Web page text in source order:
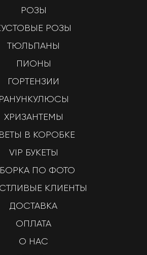
РОЗЫ
РОЗЫ
ТЮЛЬПАНЫ
ПИОНЫ
ГОРТЕНЗИИ
РАНУНКУЛЮСЫ
ХРИЗАНТЕМЫ
В КОРОБКЕ
VIP БУКЕТЫ
ПО ФОТО
КЛИЕНТЫ
ДОСТАВКА
ОПЛАТА
О НАС